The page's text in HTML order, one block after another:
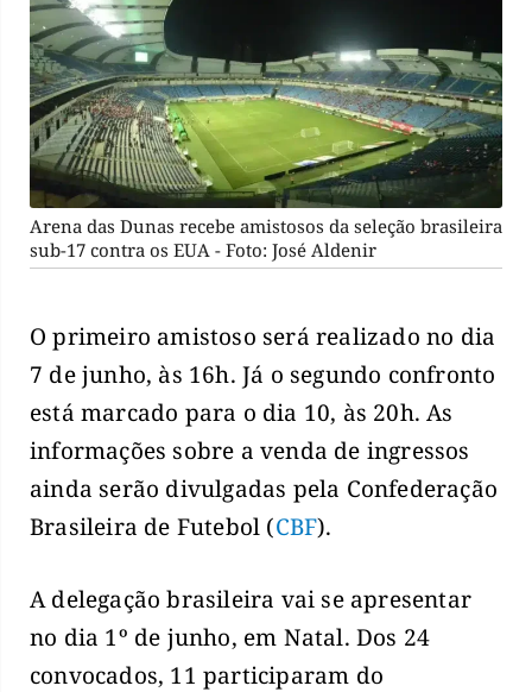
Arena das Dunas recebe amistosos da seleção brasileira
sub-17 contra os EUA - Foto: José Aldenir
O primeiro amistoso será realizado no dia
7 de junho, às 16h. Já o segundo confronto
está marcado para o dia 10, às 20h. As
informações sobre a venda de ingressos
ainda serão divulgadas pela Confederação
Brasileira de Futebol (CBF).
A delegação brasileira vai se apresentar
no dia 1º de junho, em Natal. Dos 24
convocados, 11 participaram do